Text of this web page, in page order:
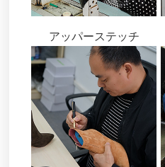
アッパーステッチ